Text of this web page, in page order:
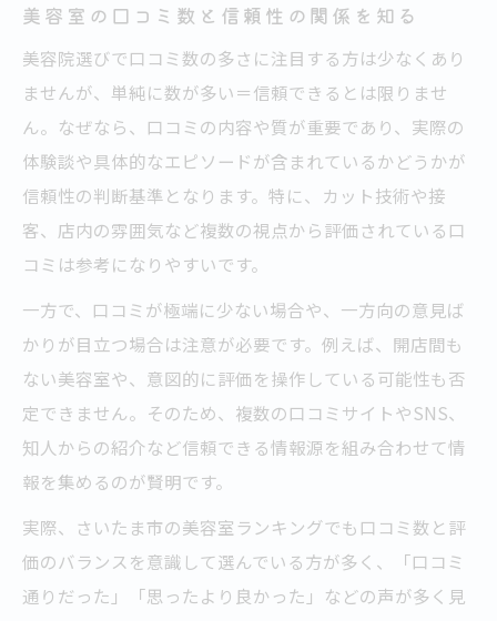
美容室の口コミ数と信頼性の関係を知る
美容院選びで口コミ数の多さに注目する方は少なくあり
ませんが、単純に数が多い＝信頼できるとは限りませ
ん。なぜなら、口コミの内容や質が重要であり、実際の
体験談や具体的なエピソードが含まれているかどうかが
信頼性の判断基準となります。特に、カット技術や接
客、店内の雰囲気など複数の視点から評価されている口
コミは参考になりやすいです。
一方で、口コミが極端に少ない場合や、一方向の意見ば
かりが目立つ場合は注意が必要です。例えば、開店間も
ない美容室や、意図的に評価を操作している可能性も否
定できません。そのため、複数の口コミサイトやSNS、
知人からの紹介など信頼できる情報源を組み合わせて情
報を集めるのが賢明です。
実際、さいたま市の美容室ランキングでも口コミ数と評
価のバランスを意識して選んでいる方が多く、「口コミ
通りだった」「思ったより良かった」などの声が多く見